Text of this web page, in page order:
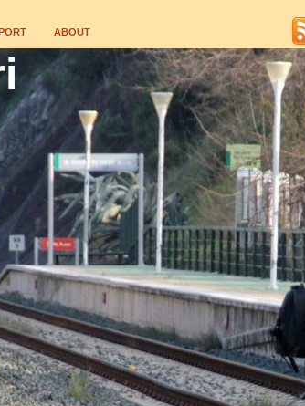
ABOUT